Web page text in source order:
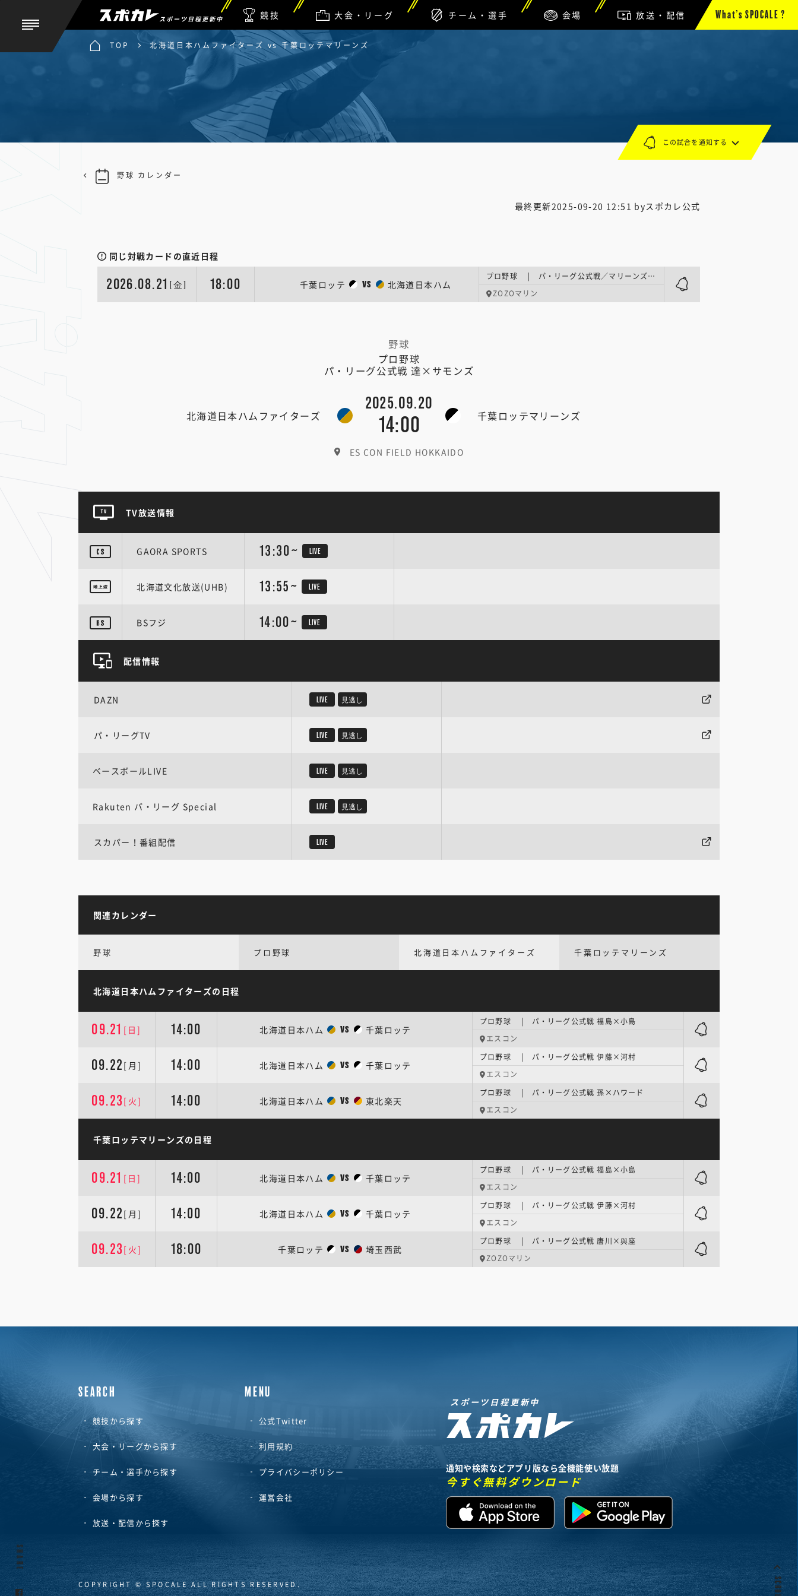
スポーツ日程更新中 競技 大会・リーグ チーム・選手 会場 放送・配信 What’s SPOCALE ?
TOP 北海道日本ハムファイターズ vs 千葉ロッテマリーンズ
最終更新2025-09-20 12:51 byスポカレ公式
同じ対戦カードの直近日程
2026.08.21 [金] 18:00 千葉ロッテ VS 北海道日本ハム
プロ野球 | パ・リーグ公式戦／マリーンズ夏祭
ZOZOマリン
野球
プロ野球
パ・リーグ公式戦 達×サモンズ
北海道日本ハムファイターズ
2025.09.20
14:00 千葉ロッテマリーンズ
ES CON FIELD HOKKAIDO
この試合を通知する
野球 カレンダー
TV放送情報
GAORA SPORTS 13:30~ LIVE
北海道文化放送(UHB) 13:55~ LIVE
BSフジ 14:00~ LIVE
配信情報
DAZN LIVE 見逃し
パ・リーグTV LIVE 見逃し
ベースボールLIVE LIVE 見逃し
Rakuten パ・リーグ Special LIVE 見逃し
スカパー！番組配信 LIVE
関連カレンダー
野球 プロ野球 北海道日本ハムファイターズ 千葉ロッテマリーンズ
北海道日本ハムファイターズの日程
09.21 [日] 14:00 北海道日本ハム VS 千葉ロッテ
プロ野球 | パ・リーグ公式戦 福島×小島
エスコン
09.22 [月] 14:00 北海道日本ハム VS 千葉ロッテ
プロ野球 | パ・リーグ公式戦 伊藤×河村
エスコン
09.23 [火] 14:00 北海道日本ハム VS 東北楽天
プロ野球 | パ・リーグ公式戦 孫×ハワード
エスコン
千葉ロッテマリーンズの日程
09.21 [日] 14:00 北海道日本ハム VS 千葉ロッテ
プロ野球 | パ・リーグ公式戦 福島×小島
エスコン
09.22 [月] 14:00 北海道日本ハム VS 千葉ロッテ
プロ野球 | パ・リーグ公式戦 伊藤×河村
エスコン
09.23 [火] 18:00 千葉ロッテ VS 埼玉西武
プロ野球 | パ・リーグ公式戦 唐川×與座
ZOZOマリン
SEARCH
競技から探す
大会・リーグから探す
チーム・選手から探す
会場から探す
放送・配信から探す
MENU
公式Twitter
利用規約
プライバシーポリシー
運営会社
スポーツ日程更新中
通知や検索などアプリ版なら全機能使い放題
今すぐ無料ダウンロード
COPYRIGHT © SPOCALE ALL RIGHTS RESERVED.
SHARE